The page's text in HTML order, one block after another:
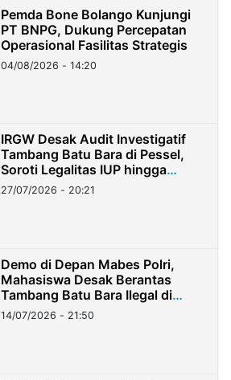
Pemda Bone Bolango Kunjungi
PT BNPG, Dukung Percepatan
Operasional Fasilitas Strategis
04/08/2026 - 14:20
IRGW Desak Audit Investigatif
Tambang Batu Bara di Pessel,
Soroti Legalitas IUP hingga
Stockpile
27/07/2026 - 20:21
Demo di Depan Mabes Polri,
Mahasiswa Desak Berantas
Tambang Batu Bara Ilegal di
Lampung
14/07/2026 - 21:50